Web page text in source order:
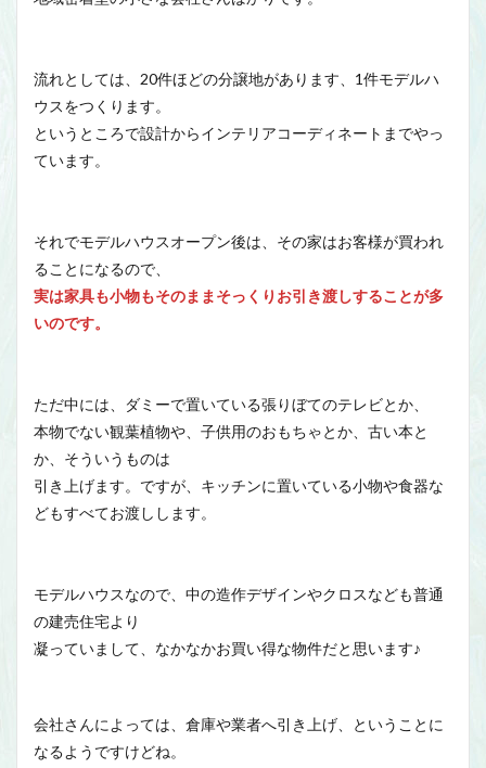
流れとしては、20件ほどの分譲地があります、1件モデルハ
ウスをつくります。
というところで設計からインテリアコーディネートまでやっ
ています。
それでモデルハウスオープン後は、その家はお客様が買われ
ることになるので、
実は家具も小物もそのままそっくりお引き渡しすることが多
いのです。
ただ中には、ダミーで置いている張りぼてのテレビとか、
本物でない観葉植物や、子供用のおもちゃとか、古い本と
か、そういうものは
引き上げます。ですが、キッチンに置いている小物や食器な
どもすべてお渡しします。
モデルハウスなので、中の造作デザインやクロスなども普通
の建売住宅より
凝っていまして、なかなかお買い得な物件だと思います♪
会社さんによっては、倉庫や業者へ引き上げ、ということに
なるようですけどね。